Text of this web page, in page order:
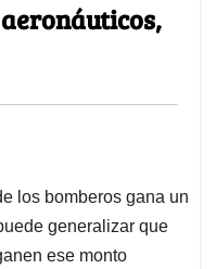
los bomberos gana un
generalizar que
ese monto